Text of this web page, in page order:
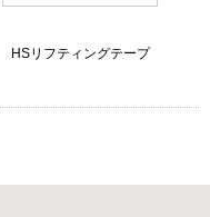
HSリフティングテープ